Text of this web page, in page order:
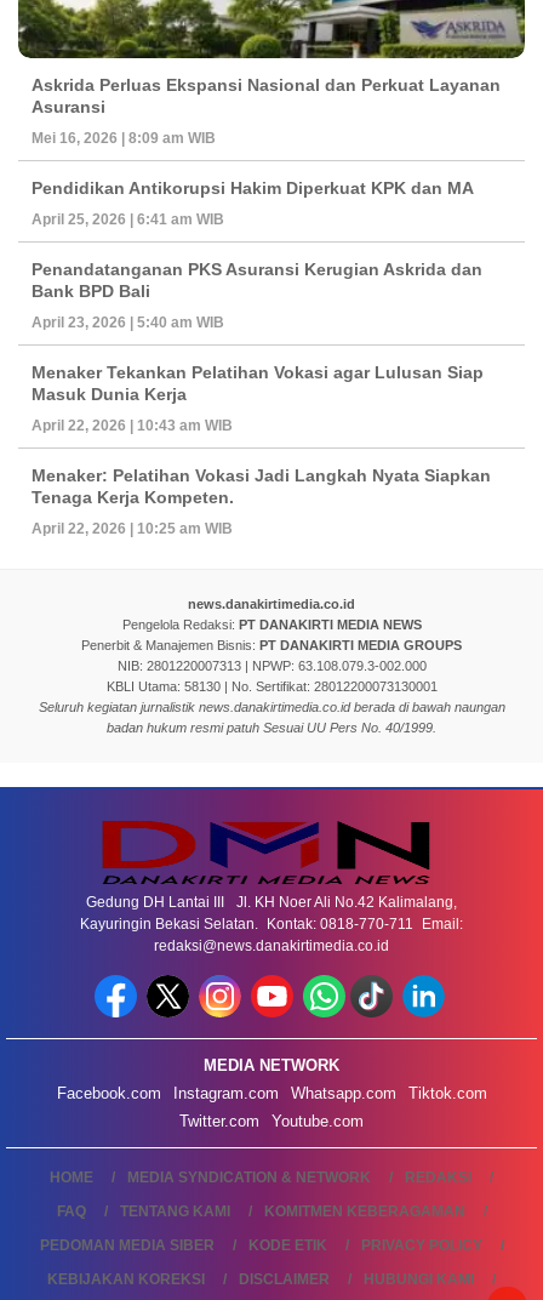
Askrida Perluas Ekspansi Nasional dan Perkuat Layanan
Asuransi
Mei 16, 2026 | 8:09 am WIB
Pendidikan Antikorupsi Hakim Diperkuat KPK dan MA
April 25, 2026 | 6:41 am WIB
Penandatanganan PKS Asuransi Kerugian Askrida dan
Bank BPD Bali
April 23, 2026 | 5:40 am WIB
Menaker Tekankan Pelatihan Vokasi agar Lulusan Siap
Masuk Dunia Kerja
April 22, 2026 | 10:43 am WIB
Menaker: Pelatihan Vokasi Jadi Langkah Nyata Siapkan
Tenaga Kerja Kompeten.
April 22, 2026 | 10:25 am WIB
news.danakirtimedia.co.id
Pengelola Redaksi: PT DANAKIRTI MEDIA NEWS
Penerbit & Manajemen Bisnis: PT DANAKIRTI MEDIA GROUPS
NIB: 2801220007313 | NPWP: 63.108.079.3-002.000
KBLI Utama: 58130 | No. Sertifikat: 28012200073130001
Seluruh kegiatan jurnalistik news.danakirtimedia.co.id berada di bawah naungan
badan hukum resmi patuh Sesuai UU Pers No. 40/1999.
Gedung DH Lantai III Jl. KH Noer Ali No.42 Kalimalang,
Kayuringin Bekasi Selatan. Kontak: 0818-770-711 Email:
redaksi@news.danakirtimedia.co.id
MEDIA NETWORK
Facebook.com
Instagram.com Whatsapp.com
Tiktok.com
Twitter.com
Youtube.com
HOME MEDIA SYNDICATION & NETWORK
REDAKSI
FAQ
TENTANG KAMI
KOMITMEN KEBERAGAMAN
PEDOMAN MEDIA SIBER
KODE ETIK
PRIVACY POLICY
KEBIJAKAN KOREKSI
DISCLAIMER HUBUNGI KAMI